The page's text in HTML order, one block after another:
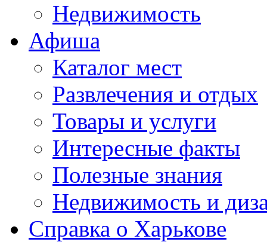
Недвижимость
Афиша
Каталог мест
Развлечения и отдых
Товары и услуги
Интересные факты
Полезные знания
Недвижимость и
Справка о Харькове